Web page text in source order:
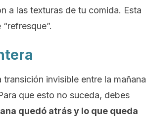
a las texturas de tu comida. Esta
invisible entre la mañana
que esto no suceda, debes
quedó atrás y lo que queda